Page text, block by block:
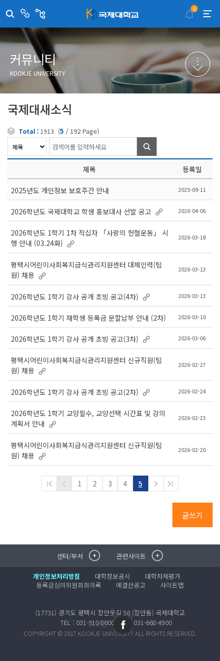
센
부
서
취·창업지원센터
국제대학교 입학안내
학술정보원
국제교류센터
산학협력단
평생교육원
교수학습지원센터
트
이메일무단수집거부
무선인터넷이용안내
포탈사이트
증명발급사이트
국제무인항공
6
커뮤니티
KOOKJE UNIVERSITY
국제대새소식
Total : 1913 (5 / 192 Page)
제목 등록일
2025년도 개인정보 보호주간 안내 2025-09-11
2026학년도 국제대학교 학생 홍보대사 선발 공고 2026-04-06
2026학년도 1학기 1차 적십자 「사랑의 헌혈운동」 시
행 안내 (03.24화)
2026-03-18
평택시어린이사회복지급식관리지원센터 대체인력(팀
원) 채용
2026-03-13
2026학년도 1학기 강사 공개 초빙 공고(4차) 2026-03-13
2026학년도 1학기 재학생 등록금 분할납부 안내 (2차) 2026-03-10
2026학년도 1학기 강사 공개 초빙 공고(3차) 2026-03-06
평택시어린이사회복지급식관리지원센터 신규직원(팀
원) 채용
2026-02-27
2026학년도 1학기 강사 공개 초빙 공고(2차) 2026-02-24
2026학년도 1학기 교양필수, 교양선택 시간표 및 강의
계획서 안내
2026-02-23
평택시어린이사회복지급식관리지원센터 신규직원(팀
원) 채용
2026-02-20
1 2 3 4 5
글쓰기
센터/부서취·창업지원센터
국제대학교 입학안내
학술정보원
학생생활관
산학협력단
평생교육원
교수학습지원센터
관련사이트이메일무단수집거부
무선인터넷이용안내
포탈사이트
증명발급사이트
로그인
개인정보처리방침 대학정보공시
대학자체평가
등록금심의위원회회의록
예결산공고 사이트맵
(17731) 경기도 평택시 장안웃길 56 (장안동) 국제대학교
TEL : 031-610-8000
FAX : 031-668-4900
COPYRIGHT © 2017 KOOKJE UNIVERSITY ALL RIGHTS RESERVED.